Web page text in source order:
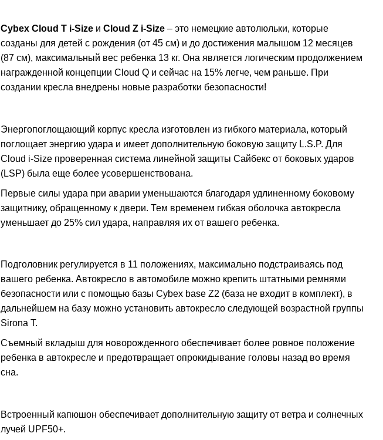
Cybex Cloud T i-Size и Cloud Z i-Size – это немецкие автолюльки, которые
созданы для детей с рождения (от 45 см) и до достижения малышом 12 месяцев
(87 см), максимальный вес ребенка 13 кг. Она является логическим продолжением
награжденной концепции Cloud Q и сейчас на 15% легче, чем раньше. При
создании кресла внедрены новые разработки безопасности!
Энергопоглощающий корпус кресла изготовлен из гибкого материала, который
поглощает энергию удара и имеет дополнительную боковую защиту L.S.P. Для
Cloud i-Size проверенная система линейной защиты Сайбекс от боковых ударов
(LSP) была еще более усовершенствована.
Первые силы удара при аварии уменьшаются благодаря удлиненному боковому
защитнику, обращенному к двери. Тем временем гибкая оболочка автокресла
уменьшает до 25% сил удара, направляя их от вашего ребенка.
Подголовник регулируется в 11 положениях, максимально подстраиваясь под
вашего ребенка. Автокресло в автомобиле можно крепить штатными ремнями
безопасности или с помощью базы Cybex base Z2 (база не входит в комплект), в
дальнейшем на базу можно установить автокресло следующей возрастной группы
Sirona T.
Съемный вкладыш для новорожденного обеспечивает более ровное положение
ребенка в автокресле и предотвращает опрокидывание головы назад во время
сна.
Встроенный капюшон обеспечивает дополнительную защиту от ветра и солнечных
лучей UPF50+.